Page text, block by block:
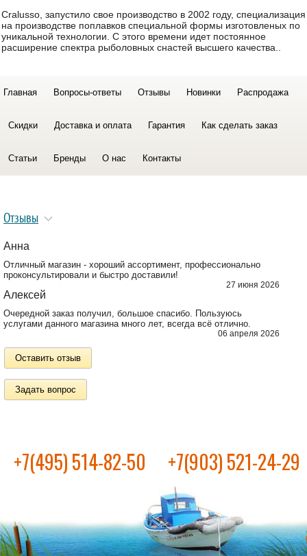
Cralusso, запустило свое производство в 2002 году, специализация
на производстве поплавков специальной формы изготовленых по
уникальной технологии. С этого времени идет постоянное
расширение спектра рыболовных снастей высшего качества
Главная Вопросы-ответы Отзывы Новинки Распродажа
Скидки Доставка и оплата Гарантия Как сделать заказ
Статьи Бренды О нас Контакты
Отзывы
Анна
Отличный магазин - хороший ассортимент, профессионально
проконсультировали и быстро доставили!
27 июня 2026
Алексей
Очередной заказ получил, большое спасибо. Пользуюсь
услугами данного магазина много лет, всегда всё отлично.
06 апреля 2026
Оставить отзыв
Задать вопрос
+7(495) 514-82-50 +7(903) 521-24-29